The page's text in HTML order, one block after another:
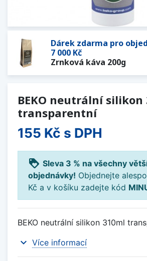
Dárek zdarma pro
7 000 Kč
Zrnková káva 200g
BEKO neutrální silikon
transparentní
155 Kč s DPH
loyalty Sleva 3 % na všechny
objednávky! Objednejte
Kč a v košíku zadejte kód
BEKO neutrální silikon 310ml
expand_more Více informací